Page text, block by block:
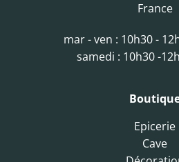
France
mar - ven : 10h30 -
samedi : 10h30 -
Epicerie
Cave